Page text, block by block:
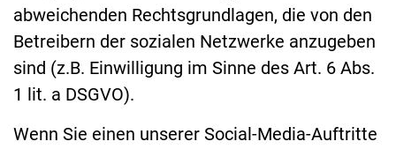
abweichenden Rechtsgrundlagen, die von den
Betreibern der sozialen Netzwerke anzugeben
sind (z.B. Einwilligung im Sinne des Art. 6 Abs.
1 lit. a DSGVO).
Wenn Sie einen unserer Social-Media-Auftritte